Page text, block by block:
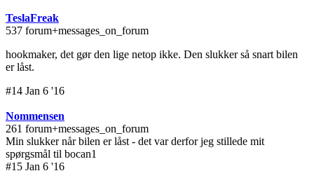
TeslaFreak
537 forum+messages_on_forum
hookmaker, det gør den lige netop ikke. Den slukker så snart bilen
er låst.
#14 Jan 6 '16
Nommensen
261 forum+messages_on_forum
Min slukker når bilen er låst - det var derfor jeg stillede mit
spørgsmål til bocan1
#15 Jan 6 '16